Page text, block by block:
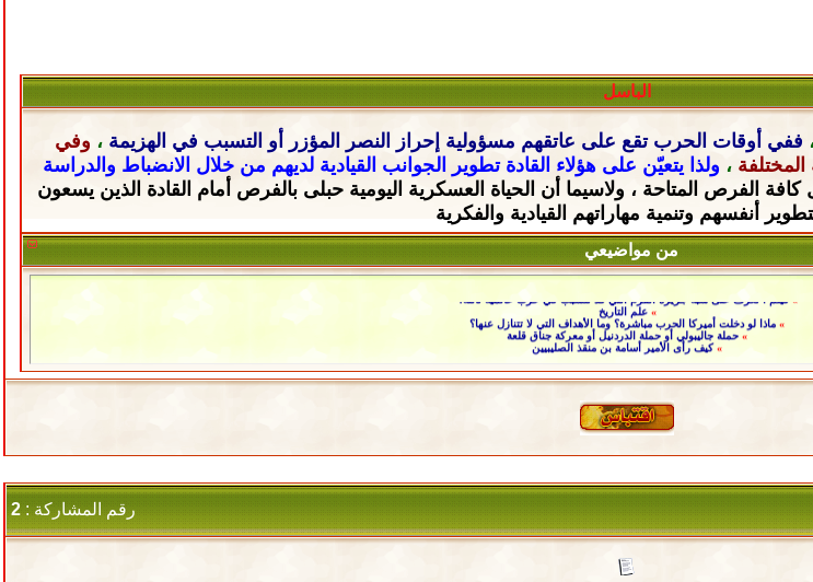
الباسل
ففي أوقات الحرب تقع على عاتقهم مسؤولية إحراز النصر المؤزر أو التسبب في الهزيمة ، وفي
، ولذا يتعيّن على هؤلاء القادة تطوير الجوانب القيادية لديهم من خلال الانضباط والدراسة
كافة الفرص المتاحة ، ولاسيما أن الحياة العسكرية اليومية حبلى بالفرص أمام القادة الذين يسعون
أنفسهم وتنمية مهاراتهم القيادية والفكرية
من مواضيعي
ماذا لو دخلت أميركا الحرب مباشرة؟ وما الأهداف التي لا تتنازل عنها؟
»حملة جاليبولي أو حملة الدردنيل أو معركة جناق قلعة
» كيف رأى الأمير أسامة بن منقذ الصليبيين
رقم المشاركة : 2